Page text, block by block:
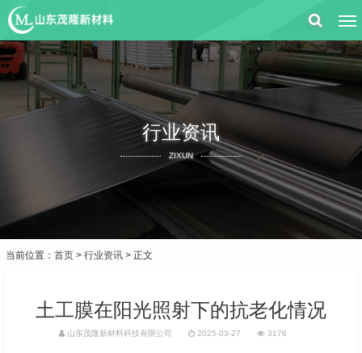
行业资讯
ZIXUN
当前位置： 首页 > 行业资讯 > 正文
土工膜在阳光照射下的抗老化情况
山东茂隆新材料科技有限公司 2025-03-27 3176